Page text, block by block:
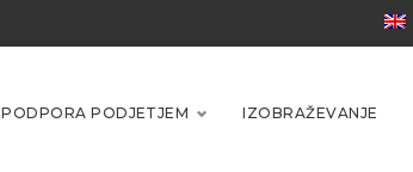
PODPORA PODJETJEM IZOBRAŽEVANJE